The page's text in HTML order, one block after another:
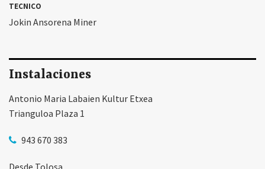
TECNICO
Jokin Ansorena Miner
Instalaciones
Antonio Maria Labaien Kultur Etxea
Trianguloa Plaza 1
943 670 383
Desde Tolosa